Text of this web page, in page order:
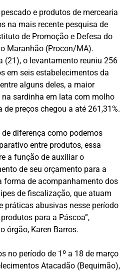
e produtos de mercearia
na mais recente pesquisa de
de Promoção e Defesa do
Maranhão (Procon/MA).
(21), o levantamento reuniu 256
em seis estabelecimentos da
alguns deles, a maior
sardinha em lata com molho
preços chegou a até 261,31%.
diferença como podemos
entre produtos, essa
a função de auxiliar o
de seu orçamento para a
forma de acompanhamento dos
de fiscalização, que atuam
práticas abusivas nesse período
para a Páscoa”,
órgão, Karen Barros.
no período de 1º a 18 de março
Atacadão (Bequimão),